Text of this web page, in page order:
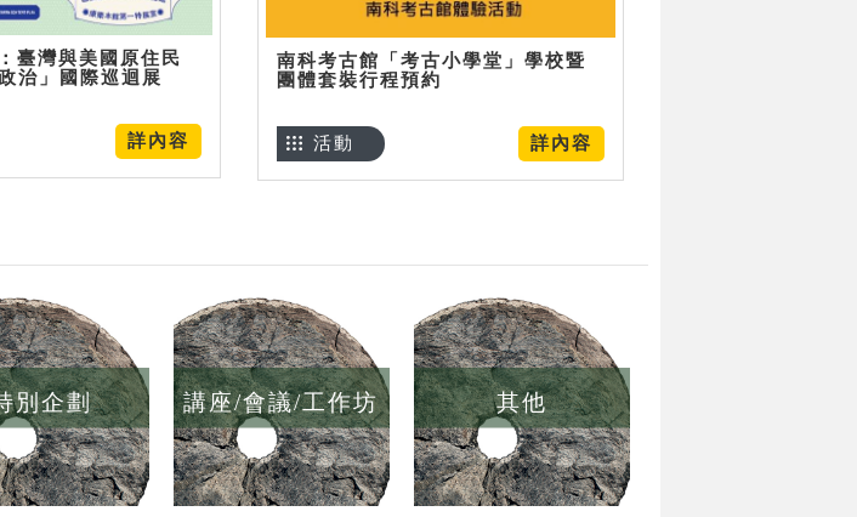
臺灣與美國原住民
治」國際巡迴展
詳內容
南科考古館「考古小學堂」學校暨
團體套裝行程預約
詳內容
活動
別企劃 講座/會議/工作坊 其他